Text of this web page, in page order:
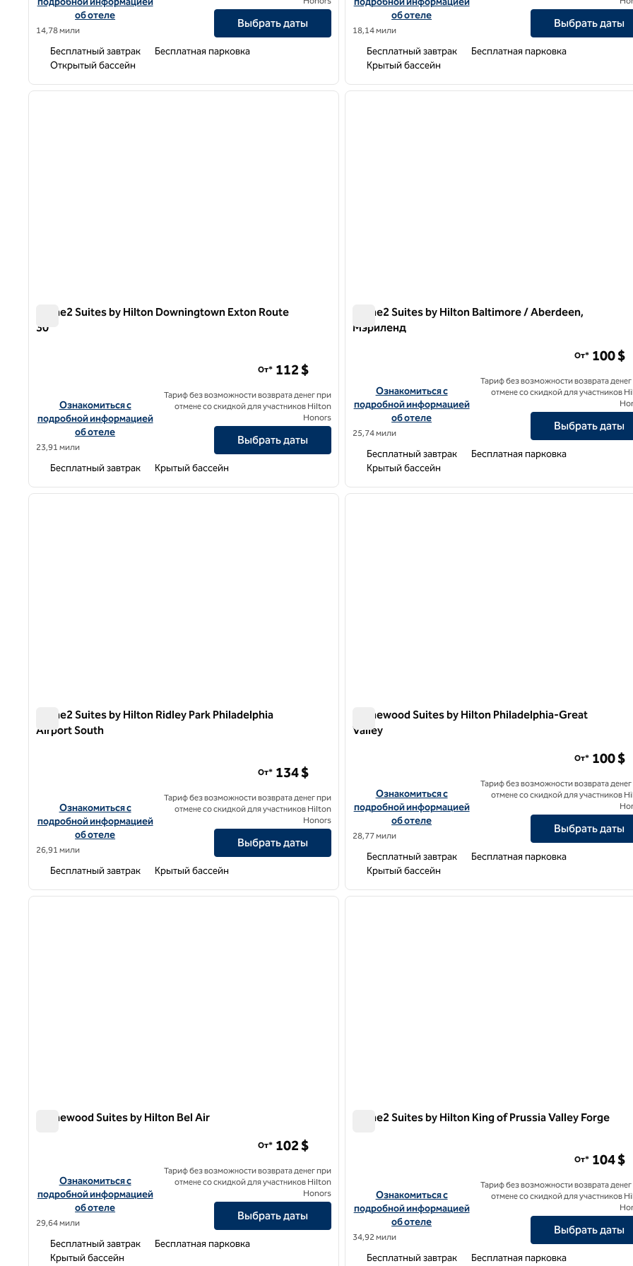
об отеле
14,78 мили
Выбрать даты
Бесплатный завтрак
Бесплатная парковка
Открытый бассейн
об отеле
18,14 мили
Выбрать даты
Бесплатный завтрак
Бесплатная парковка
Крытый бассейн
1 из 11
следующее изображение
Home2 Suites by Hilton Downingtown Exton Route
30
Посмотреть информацию об отеле Home2 Suites by Hilton Downingtown Exton Route 30
Ознакомиться с
подробной информацией
об отеле
23,91 мили
От* 112 $
Тариф без возможности возврата денег при
отмене со скидкой для участников Hilton
Honors
Выбрать даты
Бесплатный завтрак Крытый бассейн
1 из 12
Home2 Suites by Hilton Baltimore / Aberdeen,
Мэриленд
Посмотреть информацию об отеле Home2 Suites by
Ознакомиться с
подробной информацией
об отеле
25,74 мили
От* 100 $
Тариф без возможности возврата
отмене со скидкой для участников
Выбрать даты
Бесплатный завтрак
Бесплатная парковка
Крытый бассейн
1 из 12
следующее изображение
Home2 Suites by Hilton Ridley Park Philadelphia
Airport South
Посмотреть информацию об отеле Home2 Suites by Hilton Ridley Park Philadelphia Airport South
Ознакомиться с
подробной информацией
об отеле
26,91 мили
От* 134 $
Тариф без возможности возврата денег при
отмене со скидкой для участников Hilton
Honors
Выбрать даты
Бесплатный завтрак Крытый бассейн
1 из 12
Homewood Suites by Hilton Philadelphia-Great
Valley
Посмотреть информацию об отеле Homewood Suites by
Ознакомиться с
подробной информацией
об отеле
28,77 мили
От* 100 $
Тариф без возможности возврата
отмене со скидкой для участников
Выбрать даты
Бесплатный завтрак
Бесплатная парковка
Крытый бассейн
1 из 12
следующее изображение
Homewood Suites by Hilton Bel Air
Посмотреть информацию об отеле Homewood Suites by Hilton Bel Air
Ознакомиться с
подробной информацией
об отеле
29,64 мили
От* 102 $
Тариф без возможности возврата денег при
отмене со скидкой для участников Hilton
Honors
Выбрать даты
Бесплатный завтрак
Бесплатная парковка
Крытый бассейн
1 из 12
Home2 Suites by Hilton King of Prussia Valley Forge
Посмотреть информацию об отеле Home2 Suites by Hilton
Ознакомиться с
подробной информацией
об отеле
34,92 мили
От* 104 $
Тариф без возможности возврата
отмене со скидкой для участников
Выбрать даты
Бесплатный завтрак Бесплатная парковка